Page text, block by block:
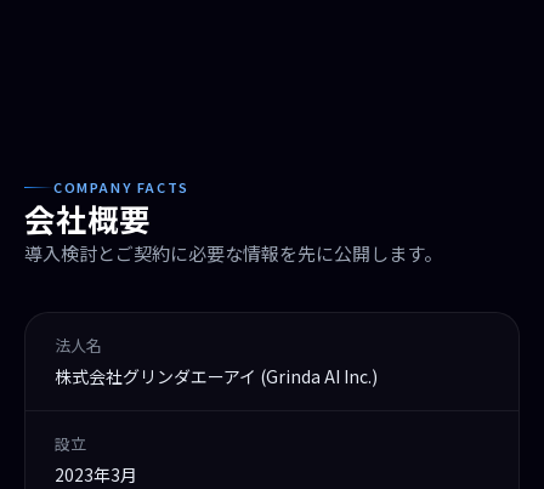
COMPANY FACTS
会社概要
導入検討とご契約に必要な情報を先に公開します。
法人名
株式会社グリンダエーアイ (Grinda AI Inc.)
設立
2023年3月